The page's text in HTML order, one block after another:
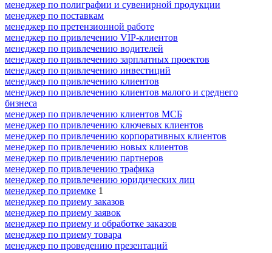
менеджер по полиграфии и сувенирной продукции
менеджер по поставкам
менеджер по претензионной работе
менеджер по привлечению VIP-клиентов
менеджер по привлечению водителей
менеджер по привлечению зарплатных проектов
менеджер по привлечению инвестиций
менеджер по привлечению клиентов
менеджер по привлечению клиентов малого и среднего
бизнеса
менеджер по привлечению клиентов МСБ
менеджер по привлечению ключевых клиентов
менеджер по привлечению корпоративных клиентов
менеджер по привлечению новых клиентов
менеджер по привлечению партнеров
менеджер по привлечению трафика
менеджер по привлечению юридических лиц
менеджер по приемке 1
менеджер по приему заказов
менеджер по приему заявок
менеджер по приему и обработке заказов
менеджер по приему товара
менеджер по проведению презентаций